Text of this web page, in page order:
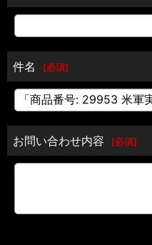
件名 [必須]
お問い合わせ内容 [必須]